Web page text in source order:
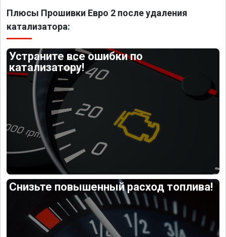
Плюсы Прошивки Евро 2 после удаления
катализатора:
Устраните все ошибки по
катализатору!
Снизьте повышенный расход топлива!